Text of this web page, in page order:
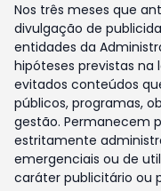
Nos três meses que
divulgação de
entidades da
hipóteses previstas na
evitados conteúdos
públicos, programas,
gestão. Permanecem
estritamente
emergenciais ou de
caráter publicitário ou